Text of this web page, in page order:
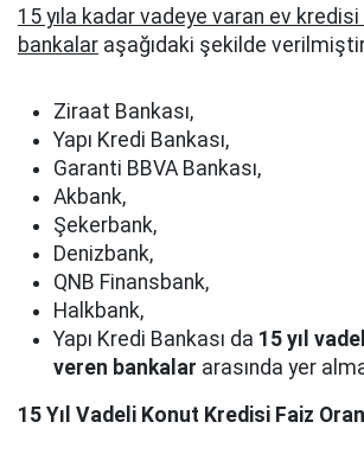
15 yıla kadar vadeye varan ev
bankalar aşağıdaki şekilde
Ziraat Bankası,
Yapı Kredi Bankası,
Garanti BBVA Bankası,
Akbank,
Şekerbank,
Denizbank,
QNB Finansbank,
Halkbank,
Yapı Kredi Bankası da 15 yıl
veren bankalar arasında yer
15 Yıl Vadeli Konut Kredisi Faiz